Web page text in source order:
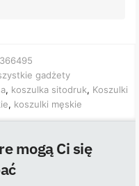
gadżety
, koszulka sitodruk, Koszulki
, koszulki męskie
mogą Ci się